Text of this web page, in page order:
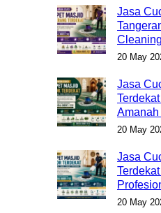
Jasa
20 May
Jasa
Amanah
20 May
Jasa
20 May